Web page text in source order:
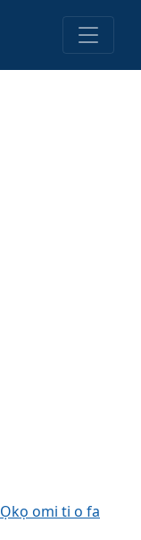
Ọkọ omi ti o fa